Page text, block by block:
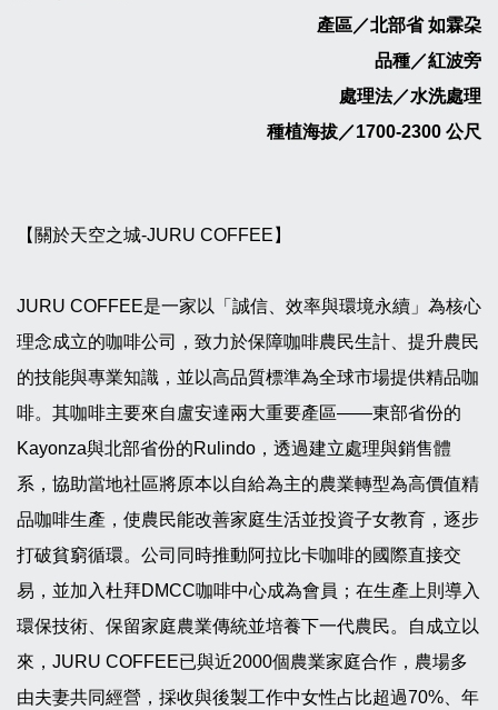
產區／北部省 如霖朶
品種／紅波旁
處理法／水洗處理
種植海拔／1700-2300 公尺
【關於天空之城-JURU COFFEE】
JURU COFFEE是一家以「誠信、效率與環境永續」為核心
理念成立的咖啡公司，致力於保障咖啡農民生計、提升農民
的技能與專業知識，並以高品質標準為全球市場提供精品咖
啡。其咖啡主要來自盧安達兩大重要產區——東部省份的
Kayonza與北部省份的Rulindo，透過建立處理與銷售體
系，協助當地社區將原本以自給為主的農業轉型為高價值精
品咖啡生產，使農民能改善家庭生活並投資子女教育，逐步
打破貧窮循環。公司同時推動阿拉比卡咖啡的國際直接交
易，並加入杜拜DMCC咖啡中心成為會員；在生產上則導入
環保技術、保留家庭農業傳統並培養下一代農民。自成立以
來，JURU COFFEE已與近2000個農業家庭合作，農場多
由夫妻共同經營，採收與後製工作中女性占比超過70%、年